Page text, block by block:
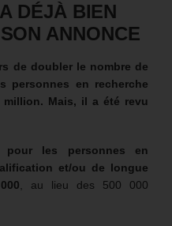
DÉJÀ BIEN
ANNONCE
de doubler le nombre de
personnes en recherche
Mais, il a été revu
pour les personnes en
et/ou de longue
, au lieu des 500 000